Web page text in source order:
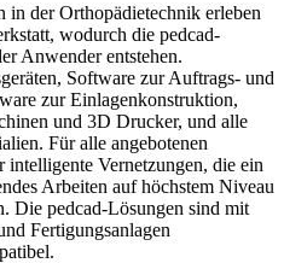
in der Orthopädietechnik erleben
wodurch die pedcad-
Anwender entstehen.
Software zur Auftrags- und
zur Einlagenkonstruktion,
und 3D Drucker, und alle
Für alle angebotenen
intelligente Vernetzungen, die ein
Arbeiten auf höchstem Niveau
Die pedcad-Lösungen sind mit
Fertigungsanlagen